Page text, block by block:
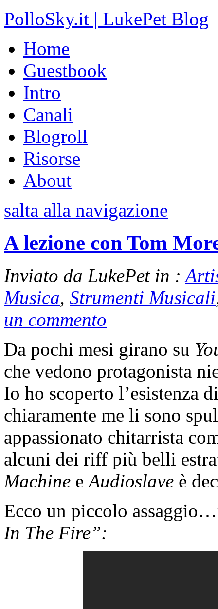
PolloSky.it | LukePet Blog
Home
Guestbook
Intro
Canali
Blogroll
Risorse
About
salta alla navigazione
A lezione con Tom
Inviato da LukePet in :
Musica, Strumenti Musicali
un commento
Da pochi mesi girano su
che vedono protagonista
Io ho scoperto l’esistenza
chiaramente me li sono
appassionato chitarrista
alcuni dei riff più belli
Machine eAudioslave è
Ecco un piccolo
In The Fire”: